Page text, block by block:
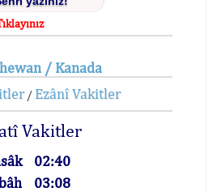
/ Kanada
/ Ezânî Vakitler
Vakitler
02:40
03:08